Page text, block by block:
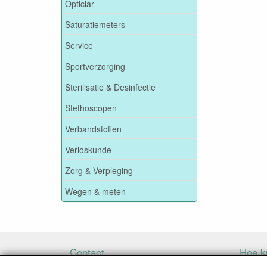
Opticlar
Saturatiemeters
Service
Sportverzorging
Sterilisatie & Desinfectie
Stethoscopen
Verbandstoffen
Verloskunde
Zorg & Verpleging
Wegen & meten
Contact Hoe